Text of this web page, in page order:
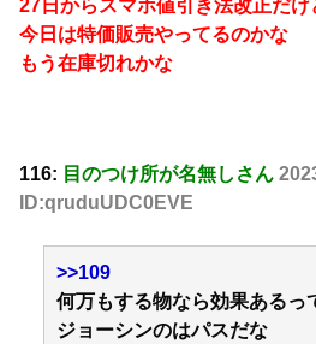
27日からスマホ値引き法改正だけ
今日は特価販売やってるのかな
もう在庫切れかな
116: 目のつけ所が名無しさん
ID:qruduUDC0EVE
>>109
何万もする物なら効果あるっ
ジョーシンのはパスだな